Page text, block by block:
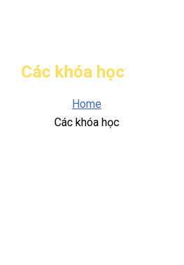
Các khóa học
Home
Các khóa học